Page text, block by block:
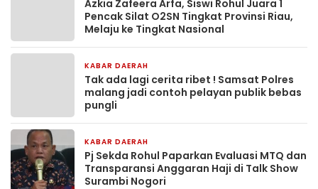
Azkia Zafeera Arfa, Siswi Rohul Juara 1
Pencak Silat O2SN Tingkat Provinsi Riau,
Melaju ke Tingkat Nasional
KABAR DAERAH
Tak ada lagi cerita ribet ! Samsat Polres
malang jadi contoh pelayan publik bebas
pungli
KABAR DAERAH
Pj Sekda Rohul Paparkan Evaluasi MTQ dan
Transparansi Anggaran Haji di Talk Show
Surambi Nogori